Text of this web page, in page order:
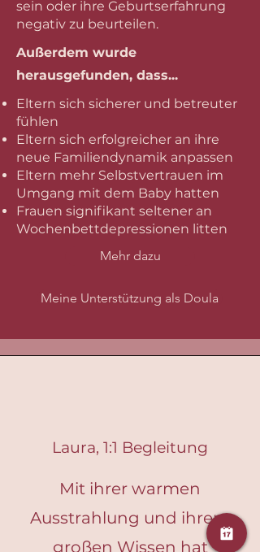
sein oder ihre Geburtserfahrung
negativ zu beurteilen.
Außerdem wurde
herausgefunden, dass...
Eltern sich sicherer und betreuter
fühlen
Eltern sich erfolgreicher an ihre
neue Familiendynamik anpassen
Eltern mehr Selbstvertrauen im
Umgang mit dem Baby hatten
Frauen signifikant seltener an
Wochenbettdepressionen litten
Mehr dazu
Meine Unterstützung als Doula
Laura, 1:1 Begleitung
Mit ihrer warmen
Ausstrahlung und ihrem
großen Wissen hat